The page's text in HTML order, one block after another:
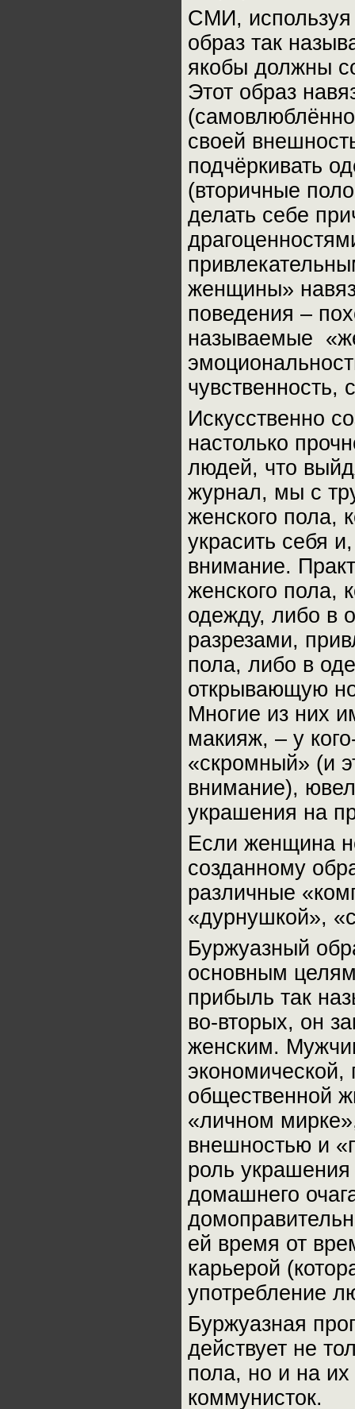
СМИ, используя
образ так
якобы должны
Этот образ
своей
подчёркивать
(вторичные
делать себе
женщины»
поведения –
называемые
чувственность,
Искусственно
настолько
людей, что
журнал, мы с
женского пола,
украсить себя
внимание.
женского пола,
одежду, либо в
разрезами,
пола, либо в
открывающую
Многие из них
макияж, – у
«скромный» (и
внимание),
украшения на
Если женщина
созданному
различные
«дурнушкой»,
Буржуазный
основным
прибыль так
во-вторых, он
женским.
экономической,
общественной
«личном
внешностью и
роль украшения
домашнего
ей время от
карьерой
употребление
Буржуазная
действует не
пола, но и на
коммунисток.